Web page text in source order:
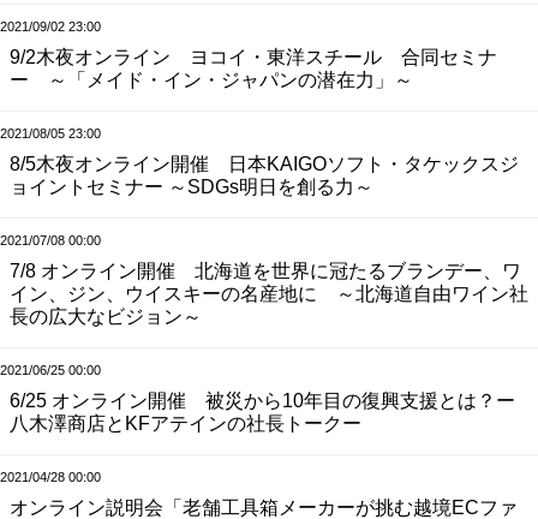
2021/09/02 23:00
9/2木夜オンライン ヨコイ・東洋スチール 合同セミナ
ー ～「メイド・イン・ジャパンの潜在力」～
2021/08/05 23:00
8/5木夜オンライン開催 日本KAIGOソフト・タケックスジ
ョイントセミナー ～SDGs明日を創る力～
2021/07/08 00:00
7/8 オンライン開催 北海道を世界に冠たるブランデー、ワ
イン、ジン、ウイスキーの名産地に ～北海道自由ワイン社
長の広大なビジョン～
2021/06/25 00:00
6/25 オンライン開催 被災から10年目の復興支援とは？ー
八木澤商店とKFアテインの社長トークー
2021/04/28 00:00
オンライン説明会「老舗工具箱メーカーが挑む越境ECファ